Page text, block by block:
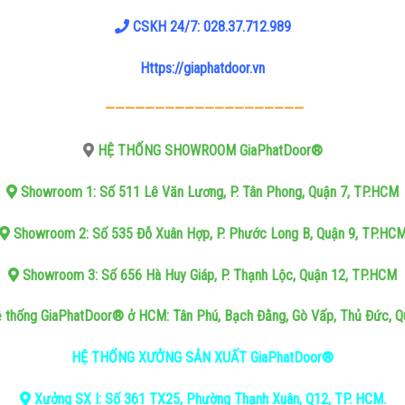
CSKH 24/7: 028.37.712.989
Https://giaphatdoor.vn
————————————————————
HỆ THỐNG SHOWROOM GiaPhatDoor®
Showroom 1: Số 511 Lê Văn Lương, P. Tân Phong, Quận 7, TP.HCM
Showroom 2: Số 535 Đỗ Xuân Hợp, P. Phước Long B, Quận 9, TP.HCM
Showroom 3: Số 656 Hà Huy Giáp, P. Thạnh Lộc, Quận 12, TP.HCM
GiaPhatDoor® ở HCM: Tân Phú, Bạch Đằng, Gò Vấp, Thủ Đức,
HỆ THỐNG XƯỞNG SẢN XUẤT GiaPhatDoor®
Xưởng SX I: Số 361 TX25, Phường Thạnh Xuân, Q12, TP. HCM.